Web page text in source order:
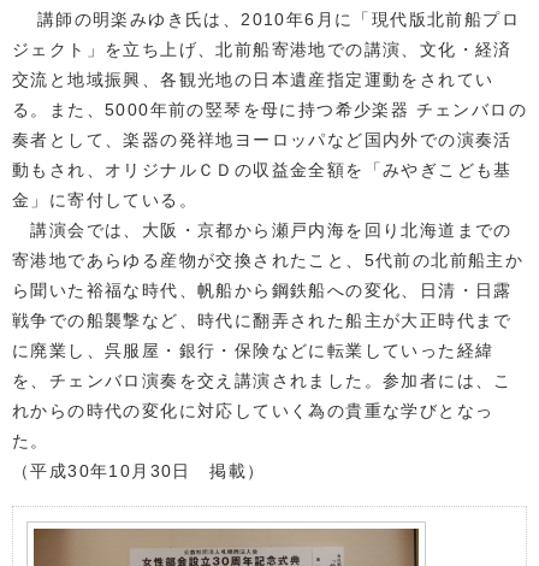
講師の明楽みゆき氏は、2010年6月に「現代版北前船プロ
ジェクト」を立ち上げ、北前船寄港地での講演、文化・経済
交流と地域振興、各観光地の日本遺産指定運動をされてい
る。また、5000年前の竪琴を母に持つ希少楽器 チェンバロの
奏者として、楽器の発祥地ヨーロッパなど国内外での演奏活
動もされ、オリジナルＣＤの収益金全額を「みやぎこども基
金」に寄付している。
講演会では、大阪・京都から瀬戸内海を回り北海道までの
寄港地であらゆる産物が交換されたこと、5代前の北前船主か
ら聞いた裕福な時代、帆船から鋼鉄船への変化、日清・日露
戦争での船襲撃など、時代に翻弄された船主が大正時代まで
に廃業し、呉服屋・銀行・保険などに転業していった経緯
を、チェンバロ演奏を交え講演されました。参加者には、こ
れからの時代の変化に対応していく為の貴重な学びとなっ
た。
（平成30年10月30日 掲載）